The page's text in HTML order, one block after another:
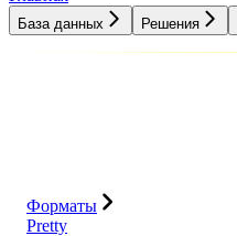
База данных Решения
Форматы
Pretty